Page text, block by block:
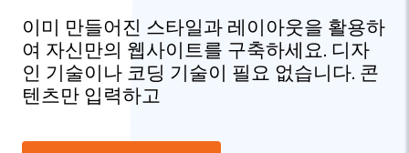
이미 만들어진 스타일과 레이아웃을 활용하
여 자신만의 웹사이트를 구축하세요. 디자
인 기술이나 코딩 기술이 필요 없습니다. 콘
텐츠만 입력하고